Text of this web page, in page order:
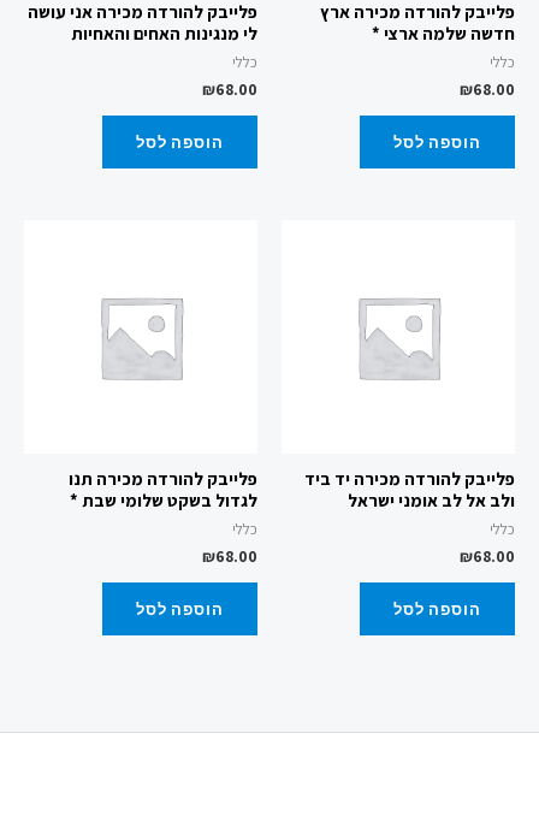
פלייבק להורדה מכירה ארץ
חדשה שלמה ארצי *
כללי
₪68.00
הוספה לסל
פלייבק להורדה מכירה אני עושה
לי מנגינות האחים והאחיות
כללי
₪68.00
הוספה לסל
פלייבק להורדה מכירה יד ביד
ולב אל לב אומני ישראל
כללי
₪68.00
הוספה לסל
פלייבק להורדה מכירה תנו
לגדול בשקט שלומי שבת *
כללי
₪68.00
הוספה לסל